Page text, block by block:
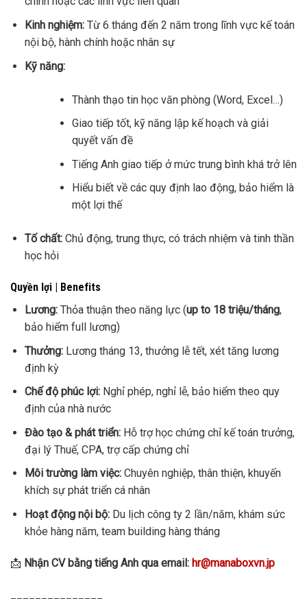
Kinh nghiệm:Từ 6 tháng đến 2 năm trong lĩnh vực kế toán
nội bộ, hành chính hoặc nhân sự
Kỹ năng:
Thành thạo tin học văn phòng (Word, Excel…)
Giao tiếp tốt, kỹ năng lập kế hoạch và giải
quyết vấn đề
Tiếng Anh giao tiếp ở mức trung bình khá trở lên
Hiểu biết về các quy định lao động, bảo hiểm là
một lợi thế
Tố chất:Chủ động, trung thực, có trách nhiệm và tinh thần
học hỏi
Quyền lợi | Benefits
Lương:Thỏa thuận theo năng lực (up to 18 triệu/tháng,
bảo hiểm full lương)
Thưởng:Lương tháng 13, thưởng lễ tết, xét tăng lương
định kỳ
Chế độ phúc lợi:Nghỉ phép, nghỉ lễ, bảo hiểm theo quy
định của nhà nước
Đào tạo & phát triển:Hỗ trợ học chứng chỉ kế toán trưởng,
đại lý Thuế, CPA, trợ cấp chứng chỉ
Môi trường làm việc:Chuyên nghiệp, thân thiện, khuyến
khích sự phát triển cá nhân
Hoạt động nội bộ:Du lịch công ty 2 lần/năm, khám sức
khỏe hàng năm, team building hàng tháng
📩 Nhận CV bằng tiếng Anh qua email: hr@manaboxvn.jp